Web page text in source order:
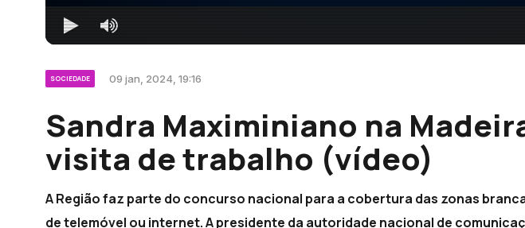
SOCIEDADE 09 jan, 2024, 19:16
Sandra Maximiniano na
visita de trabalho (vídeo)
A Região faz parte do concurso nacional para a cobertura das zonas
de telemóvel ou internet. A presidente da autoridade nacional de